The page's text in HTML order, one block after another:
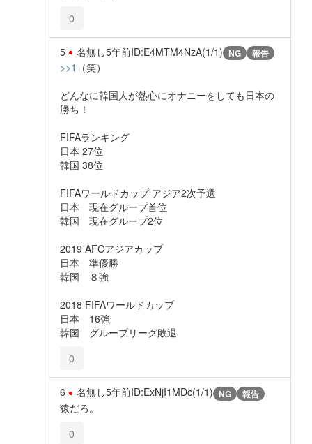
0
5 名無し5年前ID:E4MTM4NzA(1/1) NG 報告
>>1 （笑）
どんなに韓国人が熱心にオナニーをしても日本の
勝ち！
FIFAランキング
日本 27位
韓国 38位
FIFAワールドカップ アジア2次予選
日本 現在グループ首位
韓国 現在グループ2位
2019 AFCアジアカップ
日本 準優勝
韓国 ８強
2018 FIFAワールドカップ
日本 16強
韓国 グループリーグ敗退
0
6 名無し5年前ID:ExNjI1MDc(1/1) NG 報告
猿だろ。
0